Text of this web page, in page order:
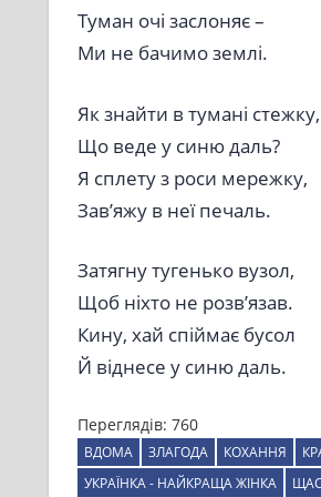
Туман очі заслоняє –
Ми не бачимо землі.
Як знайти в тумані стежку,
Що веде у синю даль?
Я сплету з роси мережку,
Зав’яжу в неї печаль.
Затягну тугенько вузол,
Щоб ніхто не розв’язав.
Кину, хай спіймає бусол
Й віднесе у синю даль.
Переглядів: 760
ВДОМА ЗЛАГОДА КОХАННЯ
УКРАЇНКА - НАЙКРАЩА ЖІНКА